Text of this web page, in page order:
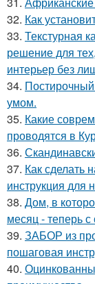
32. Как
33. Текстурная
решение для
интерьер без
34. Постирочный
умом.
35. Какие
проводятся в
36.
37. Как сделать
инструкция для
38. Дом, в
месяц - теперь
39. ЗАБОР из
пошаговая
40.